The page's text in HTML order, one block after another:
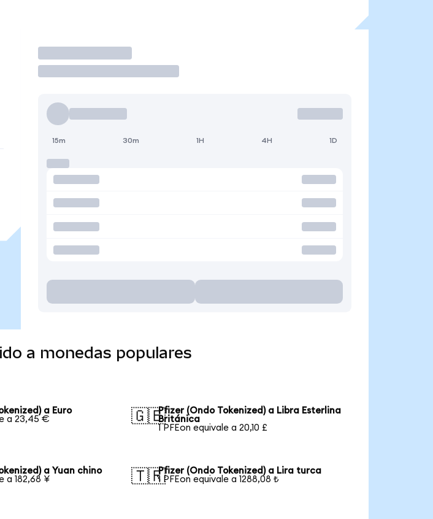
Operar
15m 30m 1H 4H 1D
a monedas populares
a Euro
a 23,45 €
🇬🇧Pfizer (Ondo Tokenized) a Libra Esterlina
Británica
1 PFEon equivale a 20,10 £
a Yuan chino
a 182,68 ¥
🇹🇷Pfizer (Ondo Tokenized) a Lira turca
1 PFEon equivale a 1288,08 ₺